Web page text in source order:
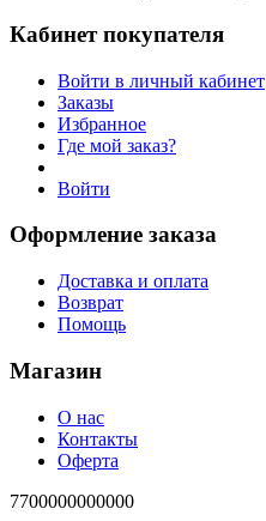
Кабинет покупателя
Войти в личный кабинет
Заказы
Избранное
Где мой заказ?
Войти
Оформление заказа
Доставка и оплата
Возврат
Помощь
Магазин
О нас
Контакты
Оферта
7700000000000